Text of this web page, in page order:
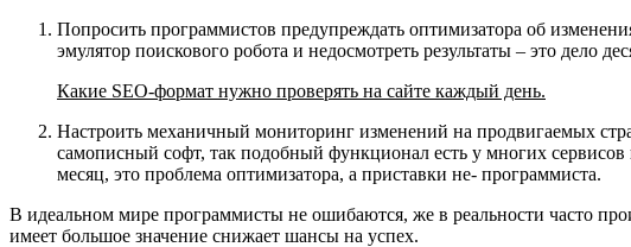
Попросить программистов предупреждать оптимизатора об
эмулятор поискового робота и недосмотреть результаты – это дело
Какие SEO-формат нужно проверять на сайте каждый день.
Настроить механичный мониторинг изменений на продвигаемых
самописный софт, так подобный функционал есть у многих
месяц, это проблема оптимизатора, а приставки не- программиста.
В идеальном мире программисты не ошибаются, же в реальности часто
имеет большое значение снижает шансы на успех.